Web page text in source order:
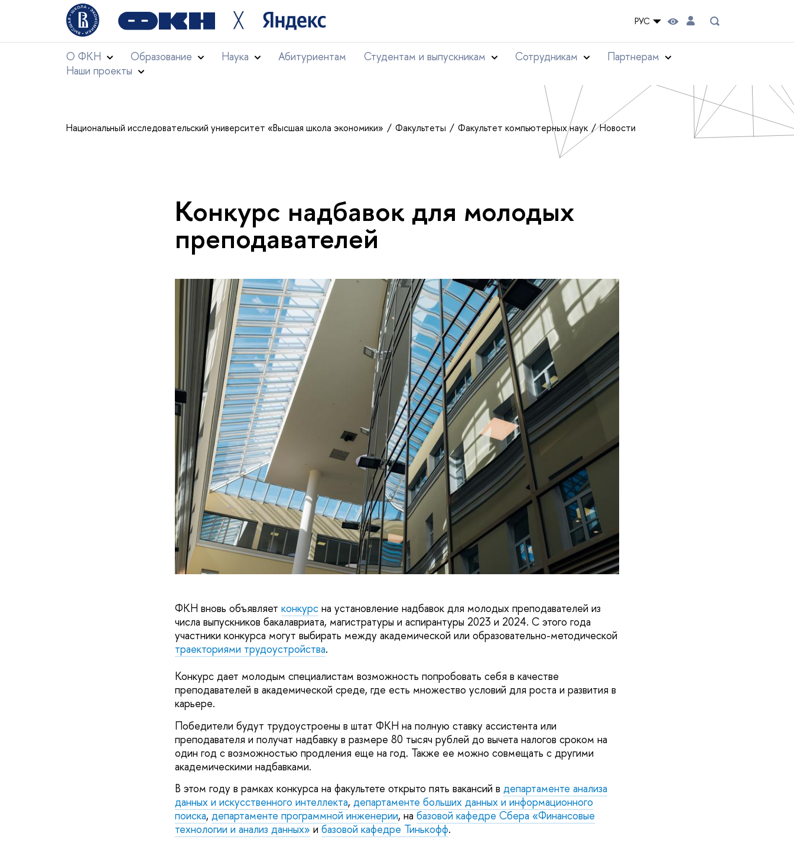
╳ РУС
О ФКН Образование Наука Абитуриентам Студентам и выпускникам Сотрудникам
Партнерам
Наши проекты
Национальный исследовательский университет «Высшая школа экономики» Факультеты Факультет компьютерных наук Новости
Конкурс надбавок для молодых
преподавателей
ФКН вновь объявляет конкурсна установление надбавок для молодых преподавателей из
числа выпускников бакалавриата, магистратуры и аспирантуры 2023 и 2024. С этого года
участники конкурса могут выбирать между академической или образовательно-методической
траекториями трудоустройства.
Конкурс дает молодым специалистам возможность попробовать себя в качестве
преподавателей в академической среде, где есть множество условий для роста и развития в
карьере.
Победители будут трудоустроены в штат ФКН на полную ставку ассистента или
преподавателя и получат надбавку в размере 80 тысяч рублей до вычета налогов сроком на
один год с возможностью продления еще на год. Также ее можно совмещать с другими
академическими надбавками.
В этом году в рамках конкурса на факультете открыто пять вакансий в департаменте анализа
данных и искусственного интеллекта, департаменте больших данных и информационного
поиска, департаменте программной инженерии, на базовой кафедре Сбера «Финансовые
технологии и анализ данных» и базовой кафедре Тинькофф.